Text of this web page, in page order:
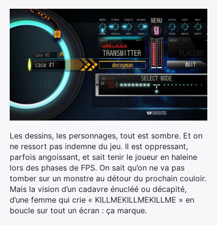
Les dessins, les personnages, tout est sombre. Et on
ne ressort pas indemne du jeu. Il est oppressant,
parfois angoissant, et sait tenir le joueur en haleine
lors des phases de FPS. On sait qu’on ne va pas
tomber sur un monstre au détour du prochain couloir.
Mais la vision d’un cadavre énucléé ou décapité,
d’une femme qui crie « KILLMEKILLMEKILLME » en
boucle sur tout un écran : ça marque.